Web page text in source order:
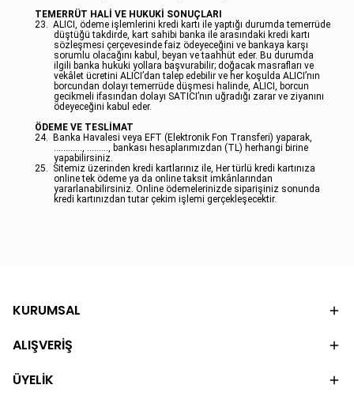
TEMERRÜT HALİ VE HUKUKİ SONUÇLARI
23. ALICI, ödeme işlemlerini kredi kartı ile yaptığı durumda temerrüde
düştüğü takdirde, kart sahibi banka ile arasındaki kredi kartı
sözleşmesi çerçevesinde faiz ödeyeceğini ve bankaya karşı
sorumlu olacağını kabul, beyan ve taahhüt eder. Bu durumda
ilgili banka hukuki yollara başvurabilir; doğacak masrafları ve
vekâlet ücretini ALICI’dan talep edebilir ve her koşulda ALICI’nın
borcundan dolayı temerrüde düşmesi halinde, ALICI, borcun
gecikmeli ifasından dolayı SATICI’nın uğradığı zarar ve ziyanını
ödeyeceğini kabul eder.
ÖDEME VE TESLİMAT
24.
Banka Havalesi veya EFT (Elektronik Fon Transferi) yaparak,
............, ........., bankası hesaplarımızdan (TL) herhangi birine
yapabilirsiniz.
25. Sitemiz üzerinden kredi kartlarınız ile, Her türlü kredi kartınıza
online tek ödeme ya da online taksit imkânlarından
yararlanabilirsiniz. Online ödemelerinizde siparişiniz sonunda
kredi kartınızdan tutar çekim işlemi gerçekleşecektir.
KURUMSAL
ALIŞVERİŞ
ÜYELİK